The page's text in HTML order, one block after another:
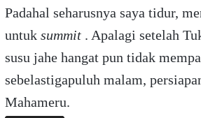
Padahal seharusnya saya tidur,
untuk summit. Apalagi setelah
susu jahe hangat pun tidak
sebelastigapuluh malam,
Mahameru.